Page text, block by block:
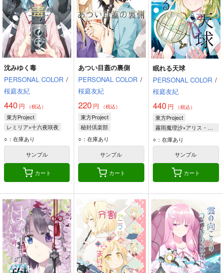
沈みゆく毒
PERSONAL COLOR /
桜庭友紀
440 円 （税込）
東方Project
レミリア×十六夜咲夜
十六夜咲夜
レミリア・スカーレット
○：在庫あり
サンプル
カート
あつい目蓋の裏側
PERSONAL COLOR /
桜庭友紀
220 円 （税込）
東方Project
秘封倶楽部
宇佐見蓮子
マエリベリー・ハーン
○：在庫あり
サンプル
カート
眠れる天球
PERSONAL COLOR /
桜庭友紀
440円 （税込）
東方Project
霧雨魔理沙×アリス・マーガトロイド
アリス・マーガトロイド
霧雨魔理沙
○：在庫あり
サンプル
カート